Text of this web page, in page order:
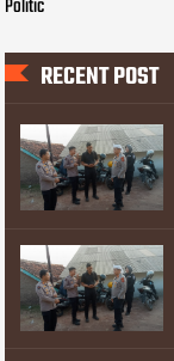
Politic
RECENT POST